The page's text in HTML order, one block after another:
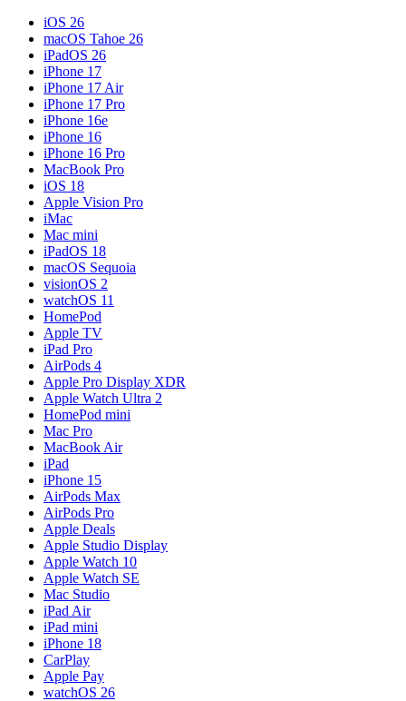
iOS 26
macOS Tahoe 26
iPadOS 26
iPhone 17
iPhone 17 Air
iPhone 17 Pro
iPhone 16e
iPhone 16
iPhone 16 Pro
MacBook Pro
iOS 18
Apple Vision Pro
iMac
Mac mini
iPadOS 18
macOS Sequoia
visionOS 2
watchOS 11
HomePod
Apple TV
iPad Pro
AirPods 4
Apple Pro Display XDR
Apple Watch Ultra 2
HomePod mini
Mac Pro
MacBook Air
iPad
iPhone 15
AirPods Max
AirPods Pro
Apple Deals
Apple Studio Display
Apple Watch 10
Apple Watch SE
Mac Studio
iPad Air
iPad mini
iPhone 18
CarPlay
Apple Pay
watchOS 26